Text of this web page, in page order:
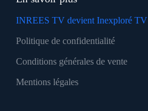
INREES TV devient Inexploré TV
Politique de confidentialité
Conditions générales de vente
Mentions légales